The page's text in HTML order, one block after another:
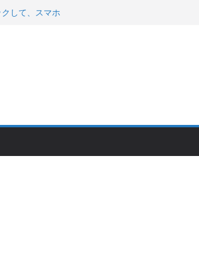
して、スマホ
南部鉄器エ
ったらコーナ